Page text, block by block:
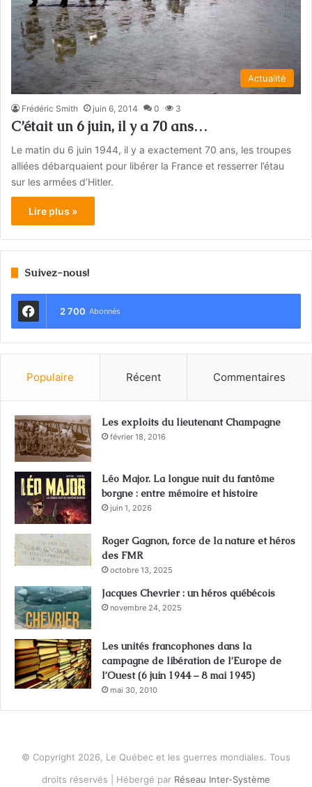
Actualité
Frédéric Smith juin 6, 2014 0 3
C’était un 6 juin, il y a 70 ans…
Le matin du 6 juin 1944, il y a exactement 70 ans, les troupes
alliées débarquaient pour libérer la France et resserrer l’étau
sur les armées d’Hitler.
Lire plus »
Suivez-nous!
2 700 Abonnés
Populaire Récent Commentaires
Les exploits du lieutenant Champagne
février 18, 2016
Léo Major. La longue nuit du fantôme
borgne : entre mémoire et histoire
juin 1, 2026
Roger Gagnon, force de la nature et héros
des FMR
octobre 13, 2025
Jacques Chevrier : un héros québécois
novembre 24, 2025
Les unités francophones dans la
campagne de libération de l’Europe de
l’Ouest (6 juin 1944 – 8 mai 1945)
mai 30, 2010
© Copyright 2026, Le Québec et les guerres mondiales. Tous
droits réservés | Hébergé par Réseau Inter-Système